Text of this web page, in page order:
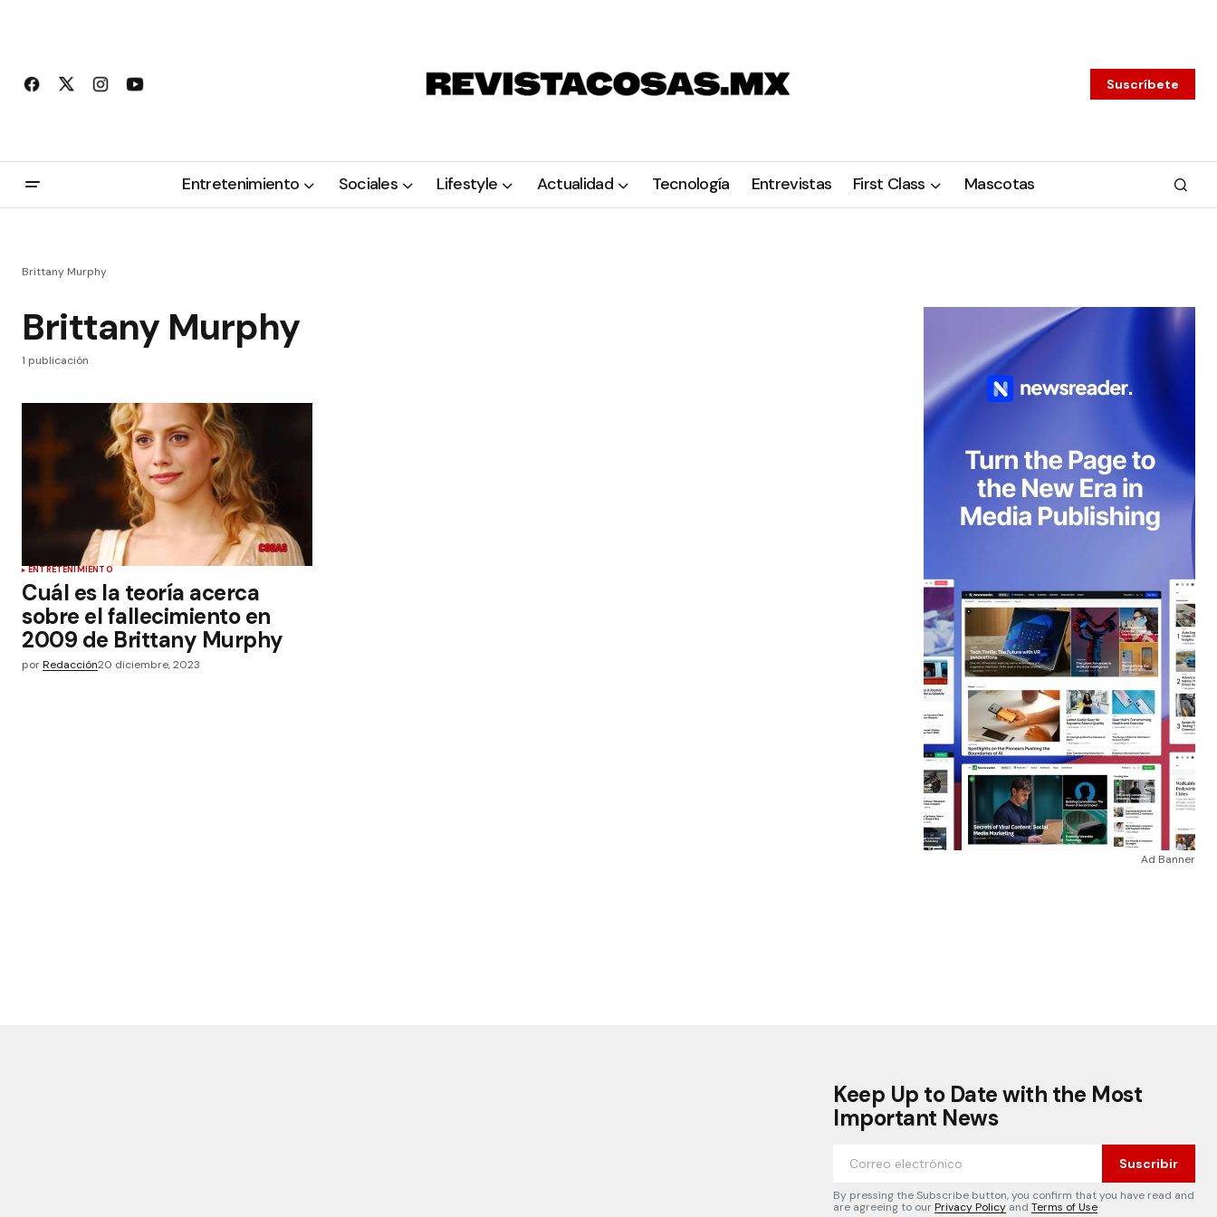
Suscríbete
Entretenimiento Sociales Lifestyle Actualidad Tecnología Entrevistas First Class Mascotas
Brittany Murphy
Brittany Murphy
1 publicación
ENTRETENIMIENTO
Cuál es la teoría acerca
sobre el fallecimiento en
2009 de Brittany Murphy
porRedacción20 diciembre, 2023
Ad Banner
Keep Up to Date with the Most
Important News
Suscribir
By pressing the Subscribe button, you confirm that you have read and
are agreeing to ourPrivacy Policy and Terms of Use